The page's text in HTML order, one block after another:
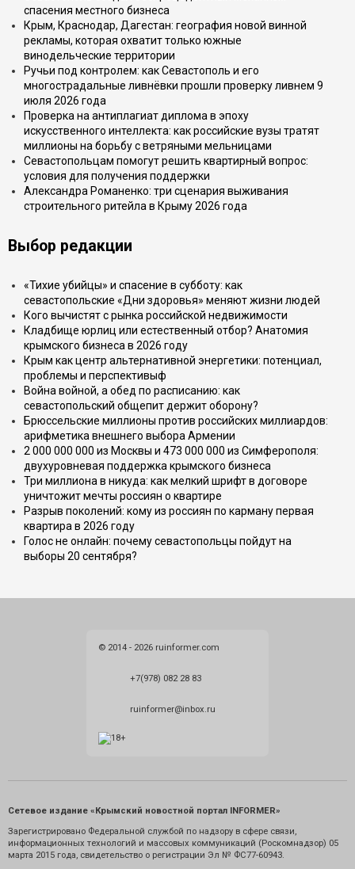
спасения местного бизнеса
Крым, Краснодар, Дагестан: география новой винной
рекламы, которая охватит только южные
винодельческие территории
Ручьи под контролем: как Севастополь и его
многострадальные ливнёвки прошли проверку ливнем 9
июля 2026 года
Проверка на антиплагиат диплома в эпоху
искусственного интеллекта: как российские вузы тратят
миллионы на борьбу с ветряными мельницами
Севастопольцам помогут решить квартирный вопрос:
условия для получения поддержки
Александра Романенко: три сценария выживания
строительного ритейла в Крыму 2026 года
Выбор редакции
«Тихие убийцы» и спасение в субботу: как
севастопольские «Дни здоровья» меняют жизни людей
Кого вычистят с рынка российской недвижимости
Кладбище юрлиц или естественный отбор? Анатомия
крымского бизнеса в 2026 году
Крым как центр альтернативной энергетики: потенциал,
проблемы и перспективыф
Война войной, а обед по расписанию: как
севастопольский общепит держит оборону?
Брюссельские миллионы против российских миллиардов:
арифметика внешнего выбора Армении
2 000 000 000 из Москвы и 473 000 000 из Симферополя:
двухуровневая поддержка крымского бизнеса
Три миллиона в никуда: как мелкий шрифт в договоре
уничтожит мечты россиян о квартире
Разрыв поколений: кому из россиян по карману первая
квартира в 2026 году
Голос не онлайн: почему севастопольцы пойдут на
выборы 20 сентября?
© 2014 - 2026 ruinformer.com
+7(978) 082 28 83
ruinformer@inbox.ru
Сетевое издание «Крымский новостной портал INFORMER»
Зарегистрировано Федеральной службой по надзору в сфере связи,
информационных технологий и массовых коммуникаций (Роскомнадзор) 05
марта 2015 года, свидетельство о регистрации Эл № ФС77-60943.